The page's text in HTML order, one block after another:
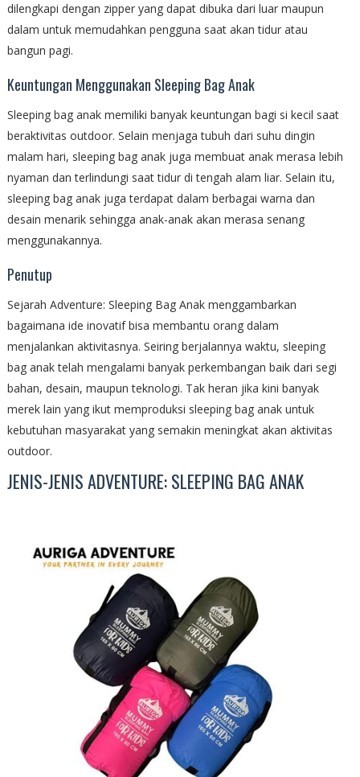
dilengkapi dengan zipper yang dapat dibuka dari luar maupun
dalam untuk memudahkan pengguna saat akan tidur atau
bangun pagi.
Keuntungan Menggunakan Sleeping Bag Anak
Sleeping bag anak memiliki banyak keuntungan bagi si kecil saat
beraktivitas outdoor. Selain menjaga tubuh dari suhu dingin
malam hari, sleeping bag anak juga membuat anak merasa lebih
nyaman dan terlindungi saat tidur di tengah alam liar. Selain itu,
sleeping bag anak juga terdapat dalam berbagai warna dan
desain menarik sehingga anak-anak akan merasa senang
menggunakannya.
Penutup
Sejarah Adventure: Sleeping Bag Anak menggambarkan
bagaimana ide inovatif bisa membantu orang dalam
menjalankan aktivitasnya. Seiring berjalannya waktu, sleeping
bag anak telah mengalami banyak perkembangan baik dari segi
bahan, desain, maupun teknologi. Tak heran jika kini banyak
merek lain yang ikut memproduksi sleeping bag anak untuk
kebutuhan masyarakat yang semakin meningkat akan aktivitas
outdoor.
JENIS-JENIS ADVENTURE: SLEEPING BAG ANAK